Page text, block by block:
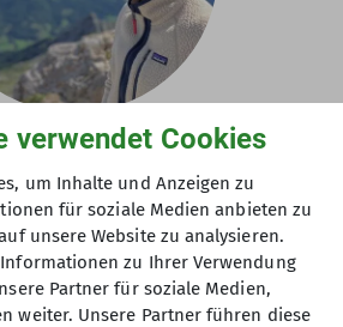
Jugendreferent
Jugendleiter*in
verwendet Cookies
um Inhalte und Anzeigen zu
für soziale Medien anbieten zu
unsere Website zu analysieren.
zu Ihrer Verwendung
Partner für soziale Medien,
weiter. Unsere Partner führen diese